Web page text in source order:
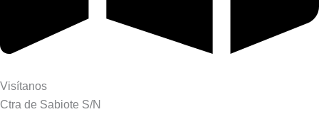
Visítanos
Ctra de Sabiote S/N